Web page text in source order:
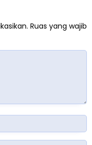
Ruas yang wajib